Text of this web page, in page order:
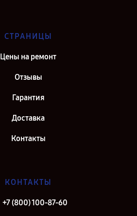
СТРАНИЦЫ
Цены на ремонт
Отзывы
Гарантия
Доставка
Контакты
КОНТАКТЫ
+7 (800) 100-87-60